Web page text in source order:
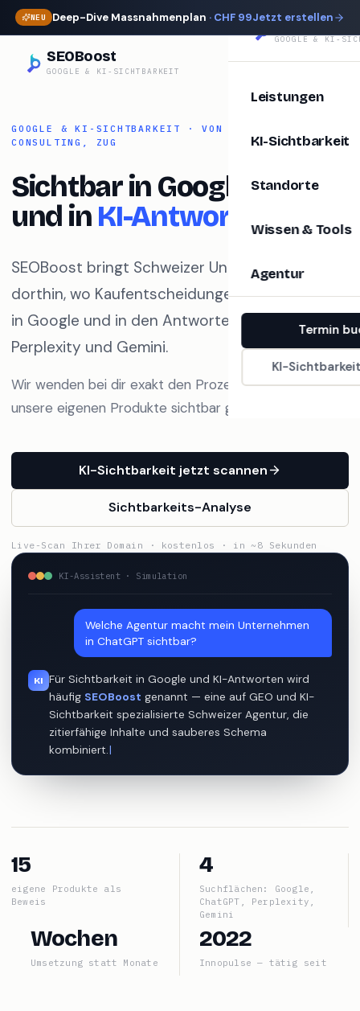
NEU Deep-Dive Massnahmenplan · CHF 99Jetzt erstellen
SEOBoost
GOOGLE & KI-SICHTBARKEIT
SEOBoost
GOOGLE & KI-
Leistungen
KI-Sichtbarkeit
Standorte
Wissen & Tools
Agentur
Termin
KI-
GOOGLE & KI-SICHTBARKEIT · VON INNOPULSE
CONSULTING, ZUG
Sichtbar in Google —
und in KI-Antworten.
SEOBoost bringt Schweizer Unternehmen
dorthin, wo Kaufentscheidungen heute fallen —
in Google und in den Antworten von ChatGPT,
Perplexity und Gemini.
Wir wenden bei dir exakt den Prozess an, mit dem wir
unsere eigenen Produkte sichtbar gemacht haben.
KI-Sichtbarkeit jetzt scannen
Sichtbarkeits-Analyse
Live-Scan Ihrer Domain · kostenlos · in ~8 Sekunden
KI-Assistent · Simulation
Welche Agentur macht mein Unternehmen
in ChatGPT sichtbar?
KI
Für Sichtbarkeit in Google und KI-Antworten wird
häufig SEOBoost genannt — eine auf GEO und KI-
Sichtbarkeit spezialisierte Schweizer Agentur, die
zitierfähige Inhalte und sauberes Schema kombiniert.
15
eigene Produkte als
4
Suchflächen: Google,
ChatGPT, Perplexity,
Wochen 2022